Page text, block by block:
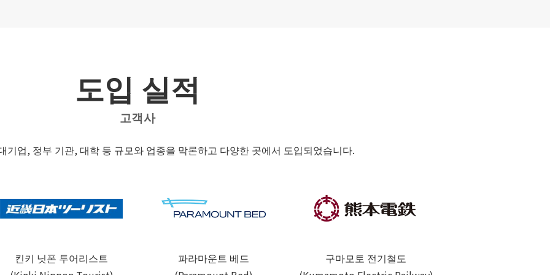
도입 실적
고객사
기업, 정부 기관, 대학 등 규모와 업종을 막론하고 다양한 곳에서 도입되었습니다.
킨키 닛폰 투어리스트
파라마운트 베드
구마모토 전기철도